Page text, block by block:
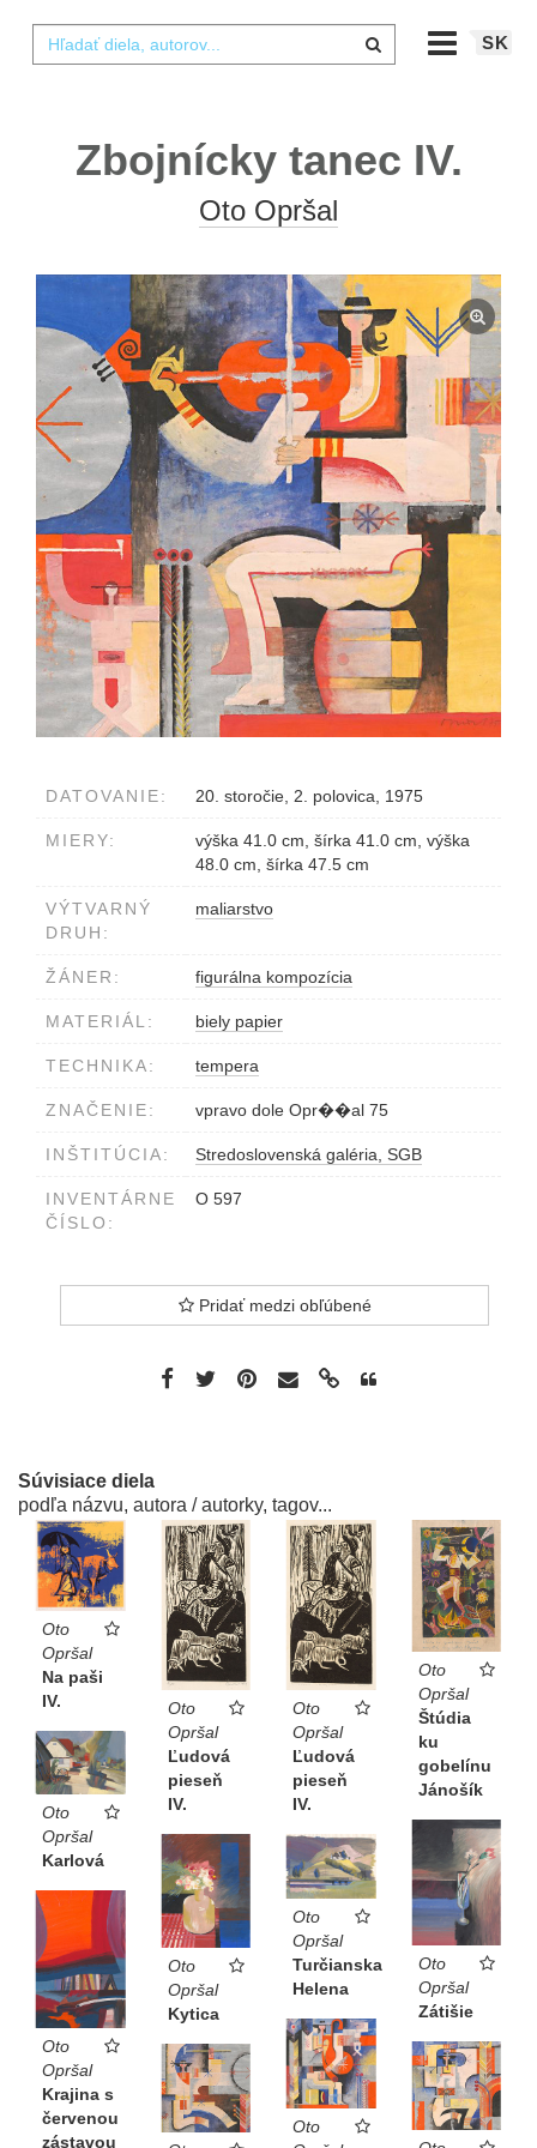
SK
Zbojnícky tanec IV.
Oto Opršal
DATOVANIE: 20. storočie, 2. polovica, 1975
MIERY:
výška 41.0 cm, šírka 41.0 cm, výška
48.0 cm, šírka 47.5 cm
VÝTVARNÝ
DRUH:
maliarstvo
ŽÁNER: figurálna kompozícia
MATERIÁL: biely papier
TECHNIKA: tempera
ZNAČENIE: vpravo dole Opr��al 75
INŠTITÚCIA: Stredoslovenská galéria, SGB
INVENTÁRNE
ČÍSLO:
O 597
Pridať medzi obľúbené
Súvisiace diela
podľa názvu, autora / autorky, tagov...
Oto
Opršal
Na paši
IV.
Oto
Opršal
Ľudová
pieseň
IV.
Oto
Opršal
Ľudová
pieseň
IV.
Oto
Opršal
Štúdia
ku
gobelínu
Jánošík
Oto
Opršal
Karlová
Oto
Opršal
Zátišie
Oto
Opršal
Kytica
Oto
Opršal
Turčianska
Helena
Oto
Opršal
Krajina s
červenou
zástavou
Oto